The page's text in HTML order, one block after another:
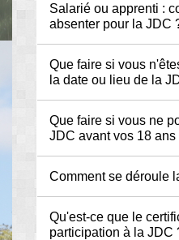
Salarié ou apprenti :
absenter pour la JDC
Que faire si vous
la date ou lieu de la
Que faire si vous ne
JDC avant vos 18 ans
Comment se déroule
Qu'est-ce que le
participation à la JDC